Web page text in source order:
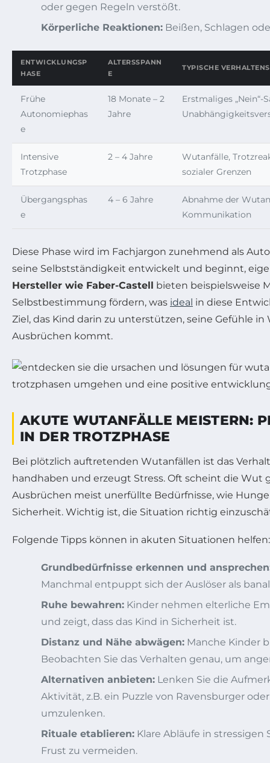
oder gegen Regeln verstößt.
Körperliche Reaktionen: Beißen, Schlagen
ENTWICKLUNGSP
HASE
ALTERSSPANN
E
TYPISCHE
Frühe
Autonomiephas
e
18 Monate – 2
Jahre
Erstmaliges „Nein“-
Intensive
Trotzphase
2 – 4 Jahre
Wutanfälle,
sozialer Grenzen
Übergangsphas
e
4 – 6 Jahre
Abnahme der
Kommunikation
Diese Phase wird im Fachjargon zunehmend als
seine Selbstständigkeit entwickelt und beginnt,
Hersteller wie Faber-Castell bieten beispielsweise
Selbstbestimmung fördern, was ideal in diese
Ziel, das Kind darin zu unterstützen, seine Gefühle
Ausbrüchen kommt.
AKUTE WUTANFÄLLE MEISTERN:
IN DER TROTZPHASE
Bei plötzlich auftretenden Wutanfällen ist das
handhaben und erzeugt Stress. Oft scheint die Wut
Ausbrüchen meist unerfüllte Bedürfnisse, wie
Sicherheit. Wichtig ist, die Situation richtig
Folgende Tipps können in akuten Situationen helfen:
Grundbedürfnisse erkennen und
Manchmal entpuppt sich der Auslöser als
Ruhe bewahren: Kinder nehmen elterliche
und zeigt, dass das Kind in Sicherheit ist.
Distanz und Nähe abwägen: Manche Kinder
Beobachten Sie das Verhalten genau, um
Alternativen anbieten: Lenken Sie die
Aktivität, z.B. ein Puzzle von Ravensburger
umzulenken.
Rituale etablieren: Klare Abläufe in stressigen
Frust zu vermeiden.